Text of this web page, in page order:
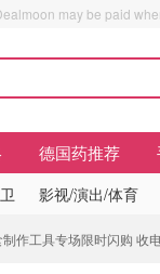
may be paid
德国药推荐
影视/演出/体育
作工具专场限时闪购 收